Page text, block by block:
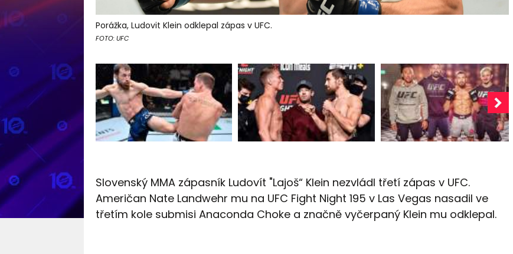
Porážka, Ludovit Klein odklepal zápas v UFC.
FOTO: UFC
Slovenský MMA zápasník Ludovít "Lajoš“ Klein nezvládl třetí zápas v UFC.
Američan Nate Landwehr mu na UFC Fight Night 195 v Las Vegas nasadil ve
třetím kole submisi Anaconda Choke a značně vyčerpaný Klein mu odklepal.